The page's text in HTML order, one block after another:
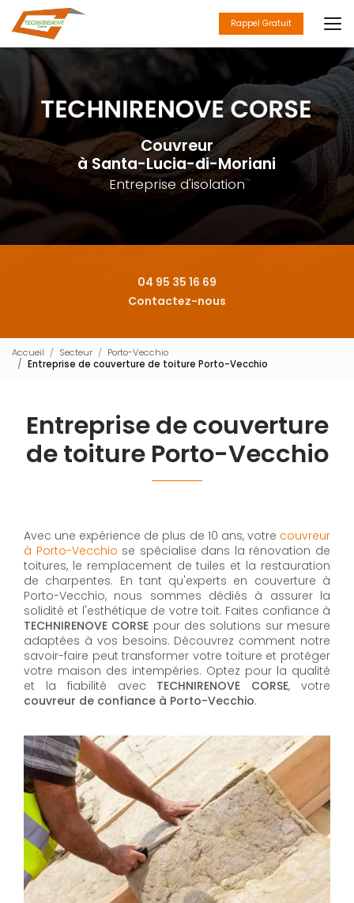
au
contenu
principal
Rappel Gratuit
Couvreur
à Santa-Lucia-di-Moriani
Entreprise d'isolation
04 95 35 16 69
Contactez-nous
Accueil Secteur
Porto-Vecchio
Entreprise de couverture de toiture Porto-Vecchio
Entreprise de couverture
de toiture Porto-Vecchio
Avec une expérience de plus de 10 ans, votre couvreur
à Porto-Vecchio se spécialise dans la rénovation de
toitures, le remplacement de tuiles et la restauration
de charpentes. En tant qu'experts en couverture à
Porto-Vecchio, nous sommes dédiés à assurer la
solidité et l'esthétique de votre toit. Faites confiance à
TECHNIRENOVE CORSE pour des solutions sur mesure
adaptées à vos besoins. Découvrez comment notre
savoir-faire peut transformer votre toiture et protéger
votre maison des intempéries. Optez pour la qualité
et la fiabilité avec TECHNIRENOVE CORSE, votre
couvreur de confiance à Porto-Vecchio.